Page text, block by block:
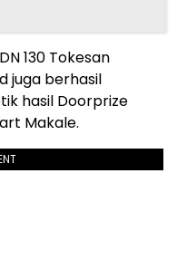
130 Tokesan
juga berhasil
hasil Doorprize
Makale.